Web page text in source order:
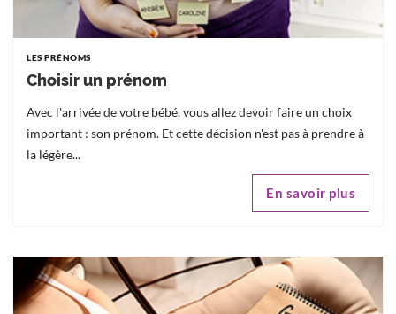
LES PRÉNOMS
Choisir un prénom
Avec l'arrivée de votre bébé, vous allez devoir faire un choix
important : son prénom. Et cette décision n'est pas à prendre à
la légère...
En savoir plus